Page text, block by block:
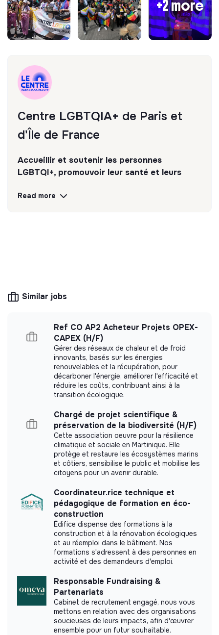
+2 more
Centre LGBTQIA+ de Paris et
d'Île de France
Accueillir et soutenir les personnes
LGBTQI+, promouvoir leur santé et leurs
encourager la vie associative et offrir des
solidarity and social utility: its management is
association, cooperative, foundation, mutual or
ESUS company.
More information
< 15 persons
Social
Impact study
Carried out an internal impact measurement.
Discover the impact study
This structure did not communicate to us the
labels or certifications that it was able to obtain.
Read more
Similar jobs
Ref CO AP2 Acheteur Projets OPEX-
CAPEX (H/F)
Gérer des réseaux de chaleur et de froid
innovants, basés sur les énergies
renouvelables et la récupération, pour
décarboner l'énergie, améliorer l'efficacité et
réduire les coûts, contribuant ainsi à la
transition écologique.
Chargé de projet scientifique &
préservation de la biodiversité (H/F)
Cette association oeuvre pour la résilience
climatique et sociale en Martinique. Elle
protège et restaure les écosystèmes marins
et côtiers, sensibilise le public et mobilise les
citoyens pour un avenir durable.
Coordinateur.rice technique et
pédagogique de formation en éco-
construction
Édifice dispense des formations à la
construction et à la rénovation écologiques
et au réemploi dans le bâtiment. Nos
formations s'adressent à des personnes en
activité et des demandeurs d'emploi.
Responsable Fundraising &
Partenariats
Cabinet de recrutement engagé, nous vous
mettons en relation avec des organisations
soucieuses de leurs impacts, afin d'œuvrer
ensemble pour un futur souhaitable.